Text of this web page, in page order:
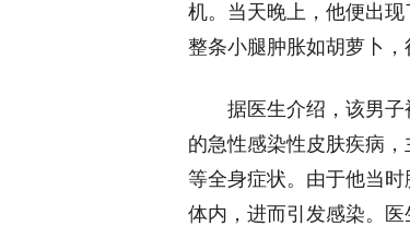
机。当天晚上，他便出
整条小腿肿胀如胡萝卜，
据医生介绍，该男子
的急性感染性皮肤疾病
等全身症状。由于他当
体内，进而引发感染。